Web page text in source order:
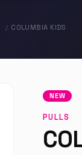
COLUMBIA KIDS
NEW
PULLS